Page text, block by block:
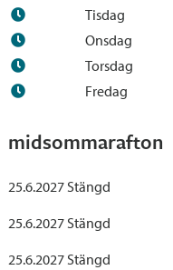
Tisdag
Onsdag
Torsdag
Fredag
midsommarafton
25.6.2027 Stängd
25.6.2027 Stängd
25.6.2027 Stängd